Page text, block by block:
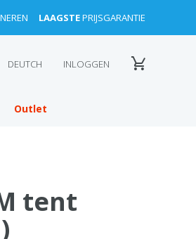
LAAGSTEPRIJSGARANTIE
DEUTCH INLOGGEN
Outlet
tent